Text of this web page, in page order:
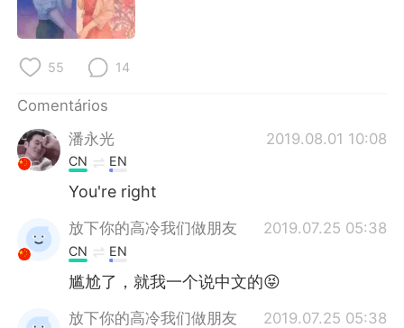
العربية
Deutsch
한국어
ไทย
Italiano
Tiếng Việt
55 14
Comentários
潘永光
2019.08.01 10:08
CN EN
You're right
放下你的高冷我们做朋友 2019.07.25 05:38
CN EN
尴尬了，就我一个说中文的😝
放下你的高冷我们做朋友 2019.07.25 05:38